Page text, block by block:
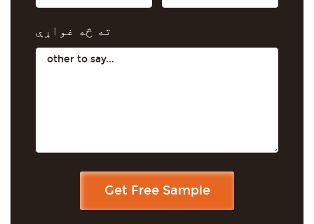
ته څه غواړې